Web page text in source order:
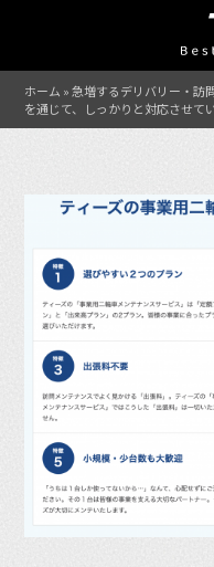
ホーム »急増するデリバリー・訪
を通じて、しっかりと対応させて